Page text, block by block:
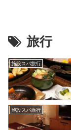
旅行
施設スパ旅行
施設スパ旅行